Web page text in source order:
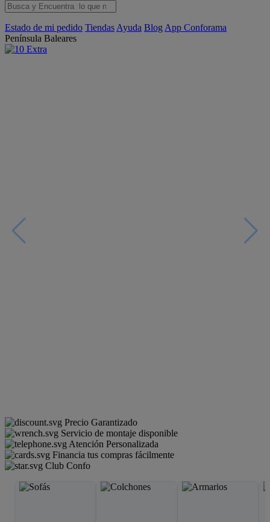
Estado de mi pedido Tiendas Ayuda Blog App Conforama
Península Baleares
Precio Garantizado
Servicio de montaje disponible
Atención Personalizada
Financia tus compras fácilmente
Club Confo